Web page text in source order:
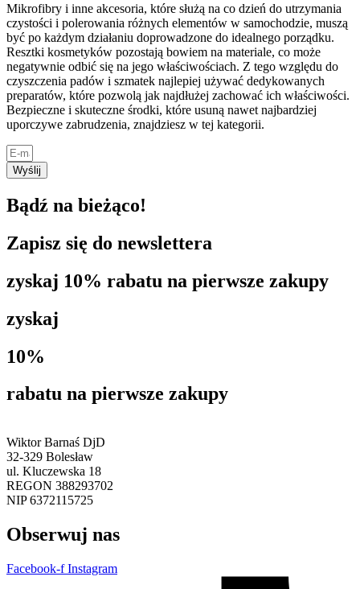
Mikrofibry i inne akcesoria, które służą na co dzień do utrzymania
czystości i polerowania różnych elementów w samochodzie, muszą
być po każdym działaniu doprowadzone do idealnego porządku.
Resztki kosmetyków pozostają bowiem na materiale, co może
negatywnie odbić się na jego właściwościach. Z tego względu do
czyszczenia padów i szmatek najlepiej używać dedykowanych
preparatów, które pozwolą jak najdłużej zachować ich właściwości.
Bezpieczne i skuteczne środki, które usuną nawet najbardziej
uporczywe zabrudzenia, znajdziesz w tej kategorii.
Wyślij
Bądź na bieżąco!
Zapisz się do newslettera
zyskaj 10% rabatu na pierwsze zakupy
zyskaj
10%
rabatu na pierwsze zakupy
Wiktor Barnaś DjD
32-329 Bolesław
ul. Kluczewska 18
REGON 388293702
NIP 6372115725
Obserwuj nas
Facebook-f Instagram